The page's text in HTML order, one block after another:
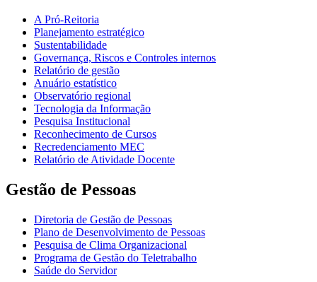
A Pró-Reitoria
Planejamento estratégico
Sustentabilidade
Governança, Riscos e Controles internos
Relatório de gestão
Anuário estatístico
Observatório regional
Tecnologia da Informação
Pesquisa Institucional
Reconhecimento de Cursos
Recredenciamento MEC
Relatório de Atividade Docente
Gestão de Pessoas
Diretoria de Gestão de Pessoas
Plano de Desenvolvimento de Pessoas
Pesquisa de Clima Organizacional
Programa de Gestão do Teletrabalho
Saúde do Servidor